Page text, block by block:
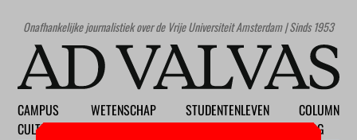
Onafhankelijke journalistiek over de Vrije Universiteit Amsterdam | Sinds 1953
CAMPUS
CULTUUR
WETENSCHAP
STUDENTENLEVEN
COLUMN
BLOG